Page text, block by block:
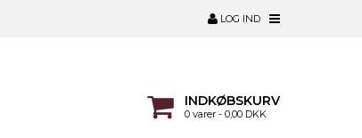
LOG IND
INDKØBSKURV
0 varer - 0,00 DKK